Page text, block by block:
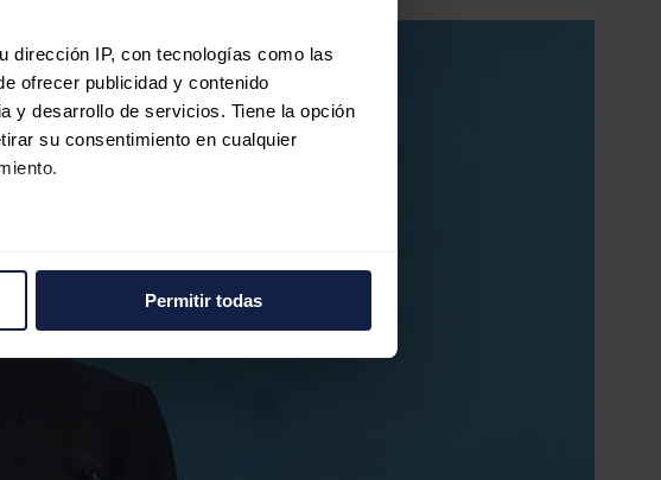
dirección IP, con tecnologías como las
ofrecer publicidad y contenido
y desarrollo de servicios. Tiene la opción
su consentimiento en cualquier
ofrecer funciones de redes sociales
sitio web con nuestros partners de
que les haya proporcionado o
Permitir todas